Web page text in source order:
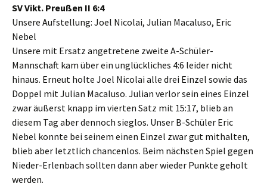
SV Vikt. Preußen II 6:4
Unsere Aufstellung: Joel Nicolai, Julian Macaluso, Eric
Nebel
Unsere mit Ersatz angetretene zweite A-Schüler-
Mannschaft kam über ein unglückliches 4:6 leider nicht
hinaus. Erneut holte Joel Nicolai alle drei Einzel sowie das
Doppel mit Julian Macaluso. Julian verlor sein eines Einzel
zwar äußerst knapp im vierten Satz mit 15:17, blieb an
diesem Tag aber dennoch sieglos. Unser B-Schüler Eric
Nebel konnte bei seinem einen Einzel zwar gut mithalten,
blieb aber letztlich chancenlos. Beim nächsten Spiel gegen
Nieder-Erlenbach sollten dann aber wieder Punkte geholt
werden.